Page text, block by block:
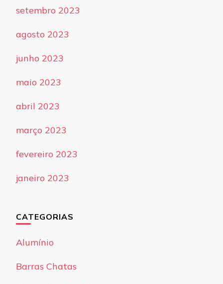
setembro 2023
agosto 2023
junho 2023
maio 2023
abril 2023
março 2023
fevereiro 2023
janeiro 2023
CATEGORIAS
Alumínio
Barras Chatas